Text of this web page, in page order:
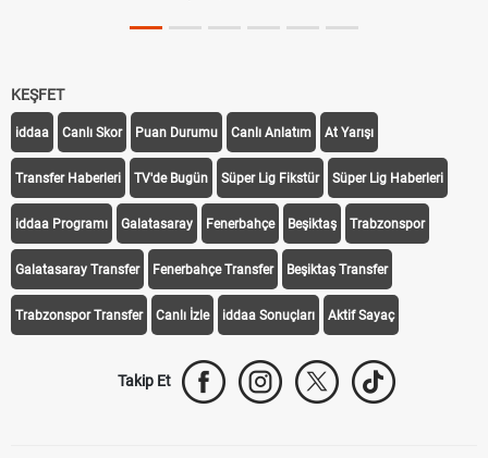
KEŞFET
iddaa Canlı Skor Puan Durumu Canlı Anlatım At Yarışı
Transfer Haberleri TV'de Bugün Süper Lig Fikstür Süper Lig Haberleri
iddaa Programı Galatasaray Fenerbahçe Beşiktaş Trabzonspor
Galatasaray Transfer Fenerbahçe Transfer Beşiktaş Transfer
Trabzonspor Transfer Canlı İzle iddaa Sonuçları Aktif Sayaç